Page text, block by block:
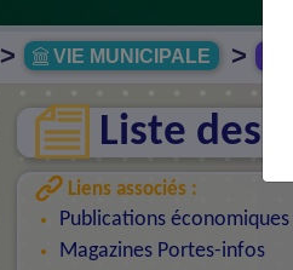
> VIE MUNICIPALE >
Liste des
Liens associés :
Publications économiques
Magazines Portes-infos